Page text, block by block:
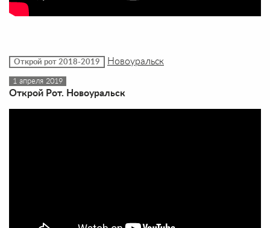
Открой рот 2018-2019 Новоуральск
1 апреля 2019
Открой Рот. Новоуральск